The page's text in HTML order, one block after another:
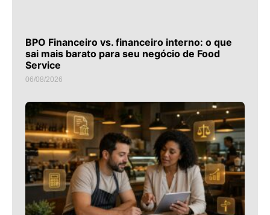
BPO Financeiro vs. financeiro interno: o que
sai mais barato para seu negócio de Food
Service
06/08/2026